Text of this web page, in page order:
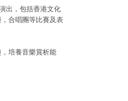
出，包括香港文化
合唱團等比賽及表
培養音樂賞析能